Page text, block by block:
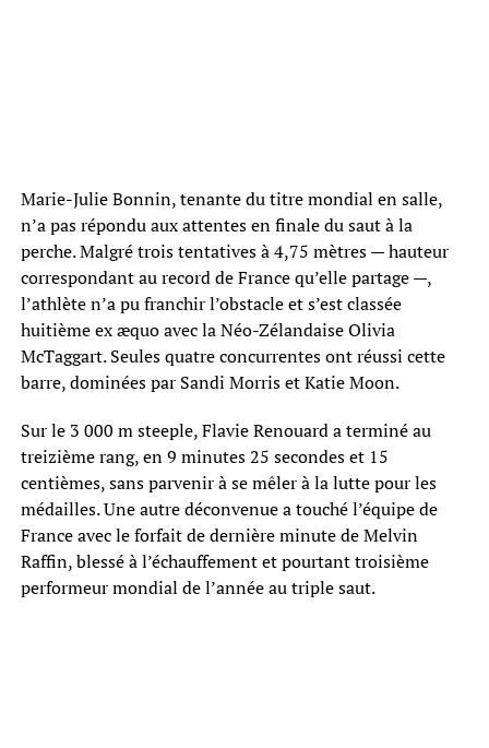
Marie-Julie Bonnin, tenante du titre mondial en salle,
n’a pas répondu aux attentes en finale du saut à la
perche. Malgré trois tentatives à 4,75 mètres — hauteur
correspondant au record de France qu’elle partage —,
l’athlète n’a pu franchir l’obstacle et s’est classée
huitième ex æquo avec la Néo-Zélandaise Olivia
McTaggart. Seules quatre concurrentes ont réussi cette
barre, dominées par Sandi Morris et Katie Moon.
Sur le 3 000 m steeple, Flavie Renouard a terminé au
treizième rang, en 9 minutes 25 secondes et 15
centièmes, sans parvenir à se mêler à la lutte pour les
médailles. Une autre déconvenue a touché l’équipe de
France avec le forfait de dernière minute de Melvin
Raffin, blessé à l’échauffement et pourtant troisième
performeur mondial de l’année au triple saut.